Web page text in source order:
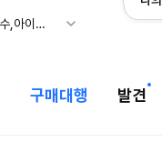
메이시스) 폴로, 타미힐피거 등 인기 키즈 브랜드 최대 50% 할인!
REI) 아크테릭스 감마 시리즈 아우터 최대 50% 할인
구매대행 발견